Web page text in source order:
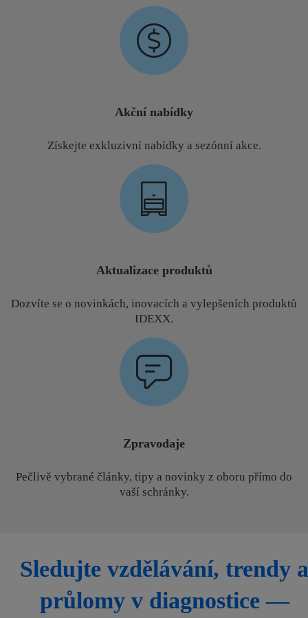
Akční nabídky
Získejte exkluzivní nabídky a sezónní akce.
Aktualizace produktů
Dozvíte se o novinkách, inovacích a vylepšeních produktů
IDEXX.
Zpravodaje
Pečlivě vybrané články, tipy a novinky z oboru přímo do
vaší schránky.
Sledujte vzdělávání, trendy a
průlomy v diagnostice —